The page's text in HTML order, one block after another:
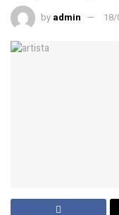
by admin